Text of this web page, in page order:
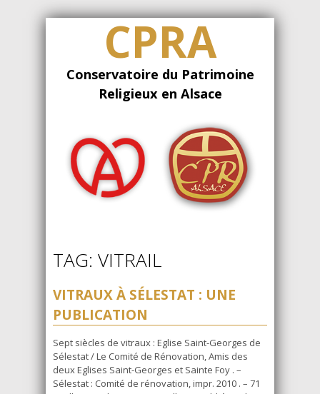
CPRA
Conservatoire du Patrimoine
Religieux en Alsace
TAG: VITRAIL
VITRAUX À SÉLESTAT : UNE
PUBLICATION
Sept siècles de vitraux : Eglise Saint-Georges de
Sélestat / Le Comité de Rénovation, Amis des
deux Eglises Saint-Georges et Sainte Foy . –
Sélestat : Comité de rénovation, impr. 2010 . – 71